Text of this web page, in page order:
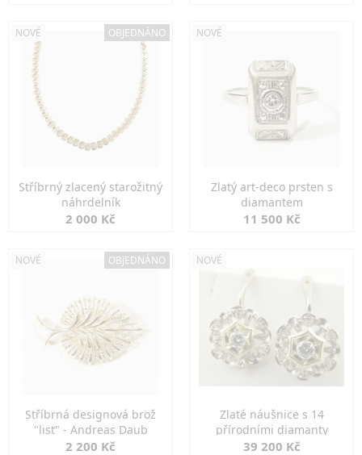
NOVÉ OBJEDNÁNO
Stříbrný zlacený starožitný
náhrdelník
2 000 Kč
NOVÉ
Zlatý art-deco prsten s
diamantem
11 500 Kč
NOVÉ OBJEDNÁNO
Stříbrná designová brož
"list" - Andreas Daub
2 200 Kč
NOVÉ
Zlaté náušnice s 14
přírodními diamanty
39 200 Kč